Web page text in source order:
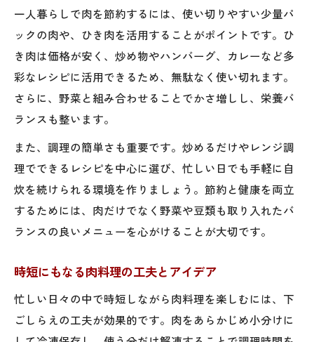
一人暮らしで肉を節約するには、使い切りやすい少量パ
ックの肉や、ひき肉を活用することがポイントです。ひ
き肉は価格が安く、炒め物やハンバーグ、カレーなど多
彩なレシピに活用できるため、無駄なく使い切れます。
さらに、野菜と組み合わせることでかさ増しし、栄養バ
ランスも整います。
また、調理の簡単さも重要です。炒めるだけやレンジ調
理でできるレシピを中心に選び、忙しい日でも手軽に自
炊を続けられる環境を作りましょう。節約と健康を両立
するためには、肉だけでなく野菜や豆類も取り入れたバ
ランスの良いメニューを心がけることが大切です。
時短にもなる肉料理の工夫とアイデア
忙しい日々の中で時短しながら肉料理を楽しむには、下
ごしらえの工夫が効果的です。肉をあらかじめ小分けに